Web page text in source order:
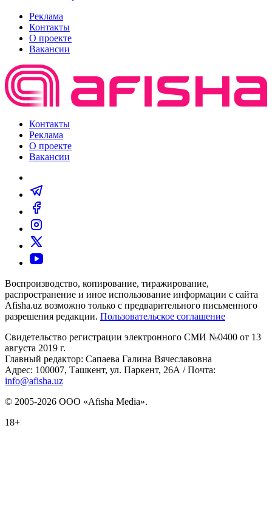
Реклама
Контакты
О проекте
Вакансии
Контакты
Реклама
О проекте
Вакансии
Воспроизводство, копирование, тиражирование,
распространение и иное использование информации с сайта
Afisha.uz возможно только с предварительного письменного
разрешения редакции. Пользовательское соглашение
Свидетельство регистрации электронного СМИ №0400 от 13
августа 2019 г.
Главный редактор: Сапаева Галина Вячеславовна
Адрес: 100007, Ташкент, ул. Паркент, 26А / Почта:
info@afisha.uz
© 2005-2026 ООО «Afisha Media».
18+